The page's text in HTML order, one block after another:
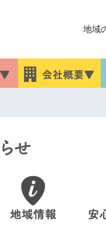
地域